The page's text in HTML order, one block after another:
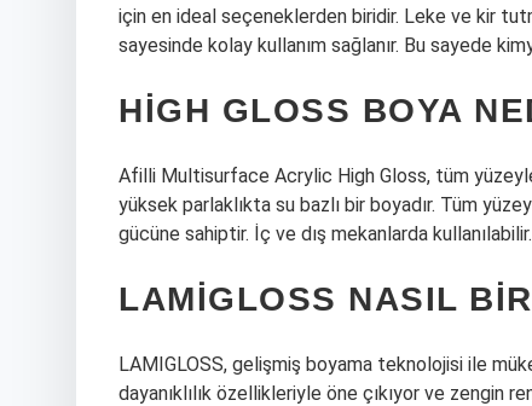
için en ideal seçeneklerden biridir. Leke ve kir
sayesinde kolay kullanım sağlanır. Bu sayede
HIGH GLOSS BOYA
Afilli Multisurface Acrylic High Gloss, tüm
yüksek parlaklıkta su bazlı bir boyadır. Tüm
gücüne sahiptir. İç ve dış mekanlarda kullanılabilir.
LAMIGLOSS NASIL
LAMIGLOSS, gelişmiş boyama teknolojisi ile
dayanıklılık özellikleriyle öne çıkıyor ve zengin